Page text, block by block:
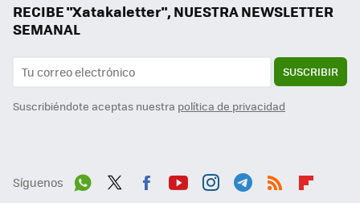
RECIBE "Xatakaletter", NUESTRA NEWSLETTER
SEMANAL
SUSCRIBIR
Suscribiéndote aceptas nuestra política de privacidad
Síguenos